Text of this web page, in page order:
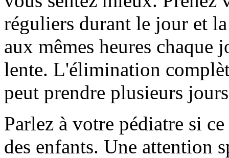
réguliers durant le jour et
aux mêmes heures chaque
lente. L'élimination
peut prendre plusieurs
Parlez à votre pédiatre si
des enfants. Une attention